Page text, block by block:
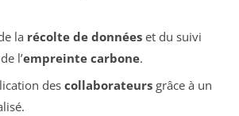
la récolte de donnéeset du suivi
l’empreinte carbone.
des collaborateursgrâce à un